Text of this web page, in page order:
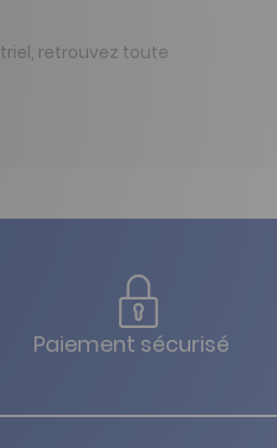
retrouvez toute
Paiement sécurisé